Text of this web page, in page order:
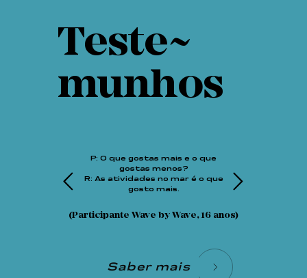
Teste~
munhos
P: O que gostas mais e o que
gostas menos?
R: As atividades no mar é o que
gosto mais.
(Participante Wave by Wave, 16 anos)
Saber mais